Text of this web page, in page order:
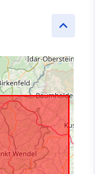
keyboard_arrow_up